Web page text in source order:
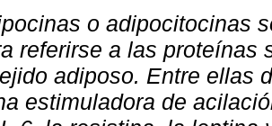
o adipocitocinas
referirse a las proteínas
adiposo. Entre ellas
estimuladora de